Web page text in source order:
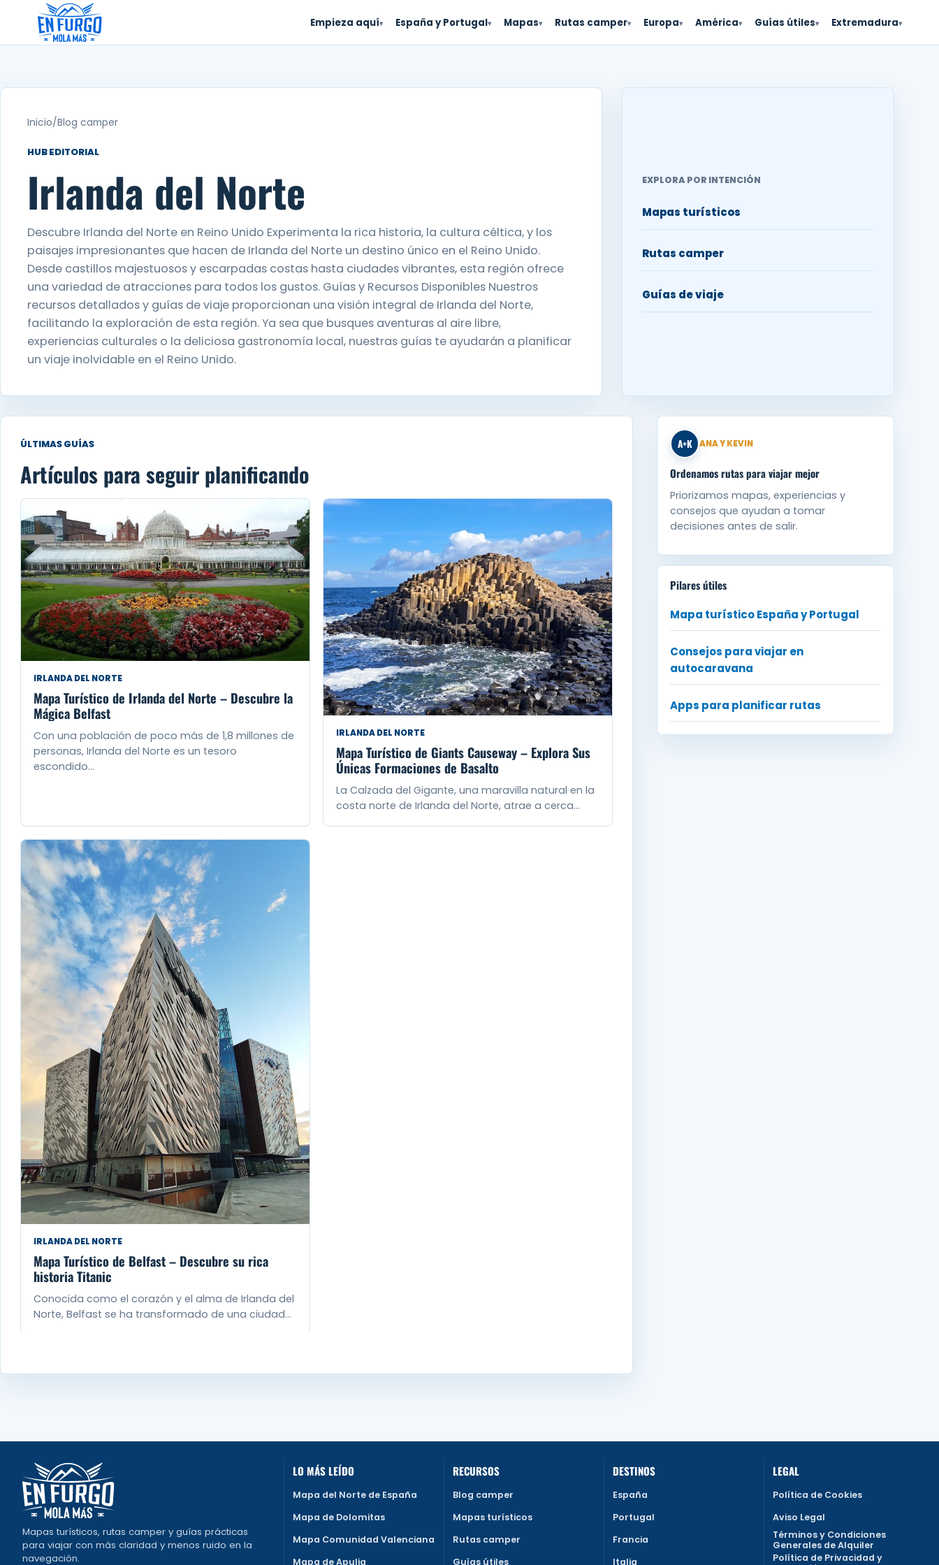
contenido
Empieza aquí▾ España y Portugal▾ Mapas▾ Rutas camper▾ Europa▾ América▾ Guías útiles▾ Extremadura▾
Inicio/Blog camper
HUB EDITORIAL
Irlanda del Norte
Descubre Irlanda del Norte en Reino Unido Experimenta la rica historia, la cultura céltica, y los
paisajes impresionantes que hacen de Irlanda del Norte un destino único en el Reino Unido.
Desde castillos majestuosos y escarpadas costas hasta ciudades vibrantes, esta región ofrece
una variedad de atracciones para todos los gustos. Guías y Recursos Disponibles Nuestros
recursos detallados y guías de viaje proporcionan una visión integral de Irlanda del Norte,
facilitando la exploración de esta región. Ya sea que busques aventuras al aire libre,
experiencias culturales o la deliciosa gastronomía local, nuestras guías te ayudarán a planificar
un viaje inolvidable en el Reino Unido.
EXPLORA POR INTENCIÓN
Mapas turísticos
Rutas camper
Guías de viaje
ÚLTIMAS GUÍAS
Artículos para seguir planificando
IRLANDA DEL NORTE
Mapa Turístico de Irlanda del Norte – Descubre la
Mágica Belfast
Con una población de poco más de 1,8 millones de
personas, Irlanda del Norte es un tesoro
escondido…
IRLANDA DEL NORTE
Mapa Turístico de Giants Causeway – Explora Sus
Únicas Formaciones de Basalto
La Calzada del Gigante, una maravilla natural en la
costa norte de Irlanda del Norte, atrae a cerca…
IRLANDA DEL NORTE
Mapa Turístico de Belfast – Descubre su rica
historia Titanic
Conocida como el corazón y el alma de Irlanda del
Norte, Belfast se ha transformado de una ciudad…
A+K ANA Y KEVIN
Ordenamos rutas para viajar mejor
Priorizamos mapas, experiencias y
consejos que ayudan a tomar
decisiones antes de salir.
Pilares útiles
Mapa turístico España y Portugal
Consejos para viajar en
autocaravana
Apps para planificar rutas
Mapas turísticos, rutas camper y guías prácticas
para viajar con más claridad y menos ruido en la
navegación.
LO MÁS LEÍDO
Mapa del Norte de España
Mapa de Dolomitas
Mapa Comunidad Valenciana
Mapa de Apulia
RECURSOS
Blog camper
Mapas turísticos
Rutas camper
Guías útiles
DESTINOS
España
Portugal
Francia
Italia
LEGAL
Política de Cookies
Aviso Legal
Términos y Condiciones
Generales de Alquiler
Política de Privacidad y